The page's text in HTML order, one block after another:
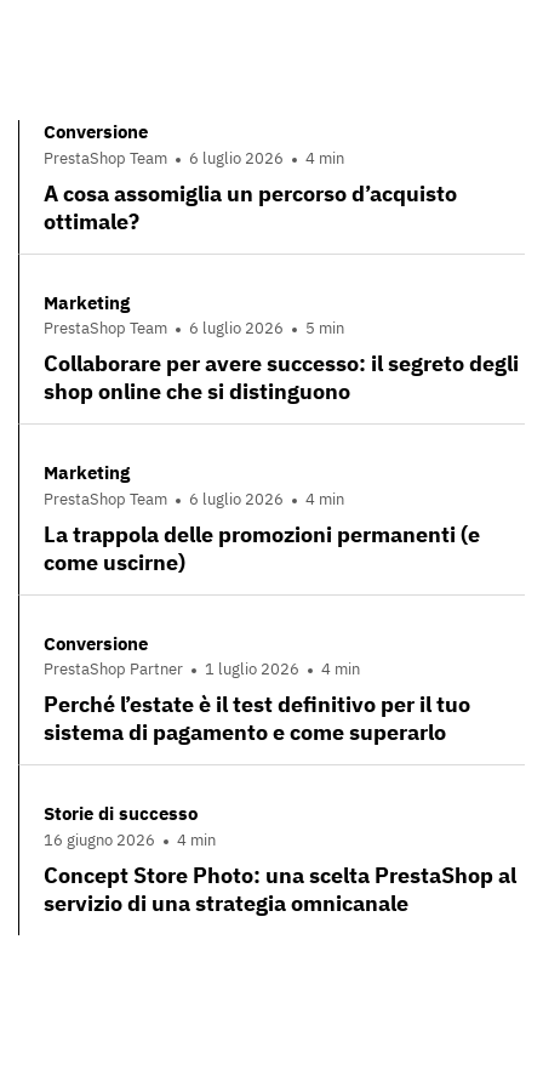
Conversione
PrestaShop Team 6 luglio 2026 4 min
A cosa assomiglia un percorso d’acquisto
ottimale?
Marketing
PrestaShop Team 6 luglio 2026 5 min
Collaborare per avere successo: il segreto degli
shop online che si distinguono
Marketing
PrestaShop Team 6 luglio 2026 4 min
La trappola delle promozioni permanenti (e
come uscirne)
Conversione
PrestaShop Partner 1 luglio 2026 4 min
Perché l’estate è il test definitivo per il tuo
sistema di pagamento e come superarlo
Storie di successo
16 giugno 2026 4 min
Concept Store Photo: una scelta PrestaShop al
servizio di una strategia omnicanale